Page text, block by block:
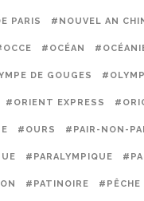
PARIS #NOUVEL AN
#OCÉAN
DE GOUGES
#ORIENT EXPRESS
#OURS #PAIR-NON-
#PARALYMPIQUE
#PATINOIRE #PÊCHE